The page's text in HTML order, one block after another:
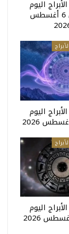
اليوم
الخميس 6 أغسطس
اليوم
اليوم